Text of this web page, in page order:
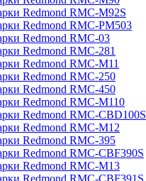
Redmond RMC-M92S
Redmond RMC-PM503
Redmond RMC-03
Redmond RMC-281
Redmond RMC-M11
Redmond RMC-250
Redmond RMC-450
Redmond RMC-M110
Redmond RMC-CBD100S
Redmond RMC-M12
Redmond RMC-395
Redmond RMC-CBF390S
Redmond RMC-M13
Redmond RMC-CBF391S